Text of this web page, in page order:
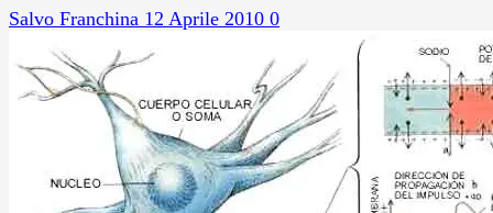
Salvo Franchina 12 Aprile 2010 0